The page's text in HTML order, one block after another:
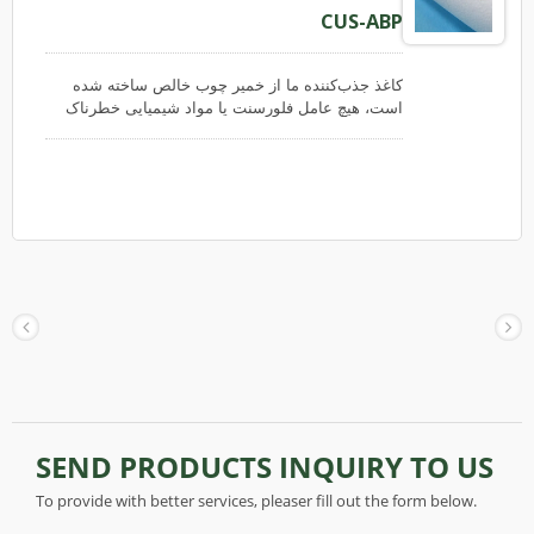
CUS-ABP
کاغذ جذب‌کننده ما از خمیر چوب خالص ساخته شده
است، هیچ عامل فلورسنت یا مواد شیمیایی خطرناک
این کاغذ قابل انعطاف است و به راحتی پاره نمی‌شود،